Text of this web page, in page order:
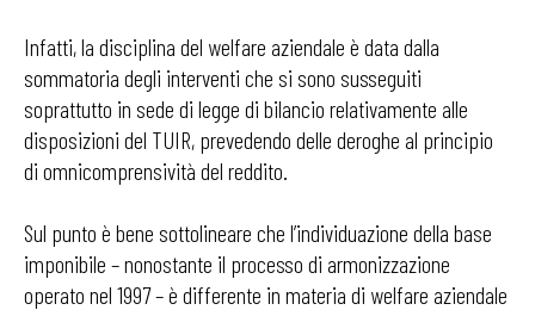
Infatti, la disciplina del welfare aziendale è data dalla
sommatoria degli interventi che si sono susseguiti
soprattutto in sede di legge di bilancio relativamente alle
disposizioni del TUIR, prevedendo delle deroghe al principio
di omnicomprensività del reddito.
Sul punto è bene sottolineare che l’individuazione della base
imponibile – nonostante il processo di armonizzazione
operato nel 1997 – è differente in materia di welfare aziendale